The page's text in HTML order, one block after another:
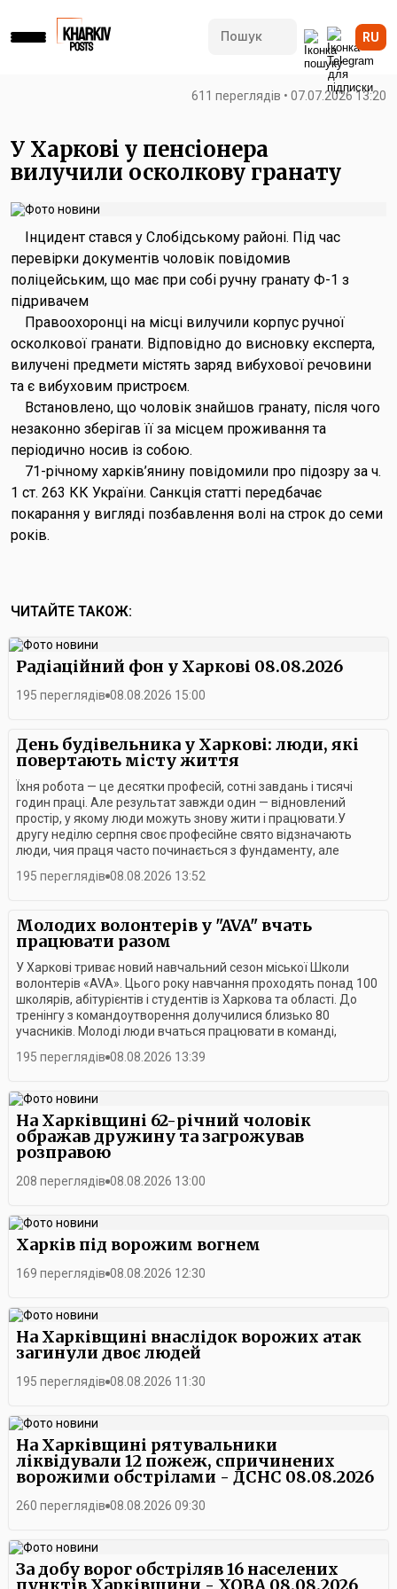
RU
611 переглядів • 07.07.2026 13:20
У Харкові у пенсіонера
вилучили осколкову гранату
Інцидент стався у Слобідському районі. Під час
перевірки документів чоловік повідомив
поліцейським, що має при собі ручну гранату Ф-1 з
підривачем
Правоохоронці на місці вилучили корпус ручної
осколкової гранати. Відповідно до висновку експерта,
вилучені предмети містять заряд вибухової речовини
та є вибуховим пристроєм.
Встановлено, що чоловік знайшов гранату, після чого
незаконно зберігав її за місцем проживання та
періодично носив із собою.
71-річному харків’янину повідомили про підозру за ч.
1 ст. 263 КК України. Санкція статті передбачає
покарання у вигляді позбавлення волі на строк до семи
років.
ЧИТАЙТЕ ТАКОЖ:
Радіаційний фон у Харкові 08.08.2026
195 переглядів 08.08.2026 15:00
День будівельника у Харкові: люди, які
повертають місту життя
Їхня робота — це десятки професій, сотні завдань і тисячі
годин праці. Але результат завжди один — відновлений
простір, у якому люди можуть знову жити і працювати.У
другу неділю серпня своє професійне свято відзначають
люди, чия праця часто починається з фундаменту, але
будівельника для Харкова — це не лише професійне свято, а
особлива місія — відновлювати Харків, що зазнав численних
руйнувань через російську агресію. Війна змінила їхню
роботу: додала нових завдань, складних умов і
відповідальності. Та попри все вони продовжують
працювати — заради міста та його людей.Для будівельника
результат роботи — це те, що можна побачити й до чого
можна доторкнутися. Будинок, який постав із фундаменту,
відновлена після обстрілу оселя, нова школа чи лікарня. За
кожним таким об’єктом — праця десятків людей різних
Ігор Терехов. Кращим представникам галузі вручили цінні
подарунки, грамоти виконавчого комітету та подяки міського
голови.Після офіційної частини на гостей свята чекала
музична програма. Будівельники змогли хоча б ненадовго
відволіктися від щоденних викликів, насолодитися творчістю
глядачів став виступ гурту «Друга Ріка».
195 переглядів 08.08.2026 13:52
Молодих волонтерів у "AVA" вчать
працювати разом
У Харкові триває новий навчальний сезон міської Школи
волонтерів «AVA». Цього року навчання проходять понад 100
школярів, абітурієнтів і студентів із Харкова та області. До
тренінгу з командоутворення долучилися близько 80
учасників. Молоді люди вчаться працювати в команді,
друзів.Учасники розповідають, що заняття допомагають їм
навчання у вишах та активної громадської
діяльності.Організатори наголошують, що для волонтера
важливо не лише мати бажання допомагати, а й уміти
працювати в команді, знаходити компроміси та ефективно
взаємодіяти з людьми під час проведення міських заходів.У
департаменті зазначають, що навчання у Школі волонтерів
«AVA» триватиме й надалі. Попереду на учасників чекають
де вони зможуть застосувати здобуті знання на практиці.
195 переглядів 08.08.2026 13:39
На Харківщині 62-річний чоловік
ображав дружину та загрожував
розправою
208 переглядів 08.08.2026 13:00
Харків під ворожим вогнем
169 переглядів 08.08.2026 12:30
На Харківщині внаслідок ворожих атак
загинули двоє людей
195 переглядів 08.08.2026 11:30
На Харківщині рятувальники
ліквідували 12 пожеж, спричинених
ворожими обстрілами - ДСНС 08.08.2026
260 переглядів 08.08.2026 09:30
За добу ворог обстріляв 16 населених